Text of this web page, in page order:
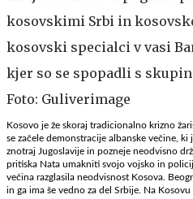
Kosovo je že skoraj tradicionalno krizno
se začele demonstracije albanske večine,
znotraj Jugoslavije in pozneje neodvisno
pritiska Nata umakniti svojo vojsko in
večina razglasila neodvisnost Kosova.
in ga ima še vedno za del Srbije. Na